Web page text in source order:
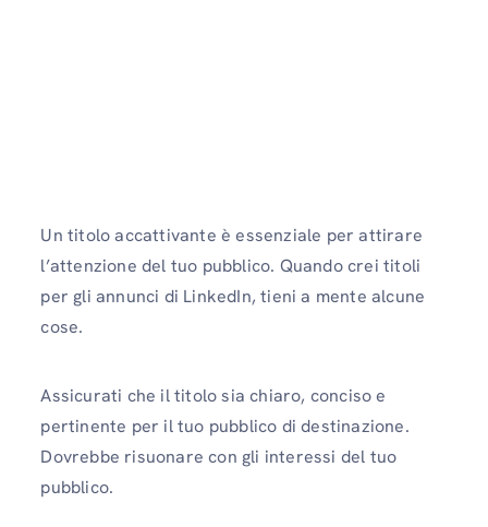
Un titolo accattivante è essenziale per attirare
l’attenzione del tuo pubblico. Quando crei titoli
per gli annunci di LinkedIn, tieni a mente alcune
cose.
Assicurati che il titolo sia chiaro, conciso e
pertinente per il tuo pubblico di destinazione.
Dovrebbe risuonare con gli interessi del tuo
pubblico.